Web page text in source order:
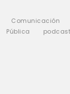
Comunicación
Pública
podcast